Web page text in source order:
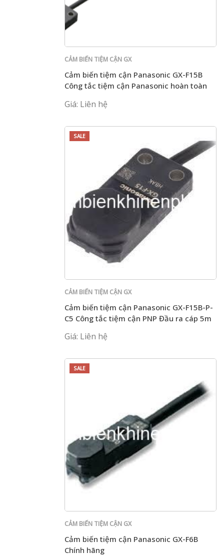
CẢM BIẾN TIỆM CẬN GX
Cảm biến tiệm cận Panasonic GX-F15B
Công tắc tiệm cận Panasonic hoàn toàn
Giá: Liên hệ
SALE
CẢM BIẾN TIỆM CẬN GX
Cảm biến tiệm cận Panasonic GX-F15B-P-
C5 Công tắc tiệm cận PNP Đầu ra cáp 5m
Giá: Liên hệ
SALE
CẢM BIẾN TIỆM CẬN GX
Cảm biến tiệm cận Panasonic GX-F6B
Chính hãng